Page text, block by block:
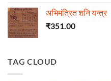
अभिमंत्रित शनि यन्त्र
₹351.00
TAG CLOUD